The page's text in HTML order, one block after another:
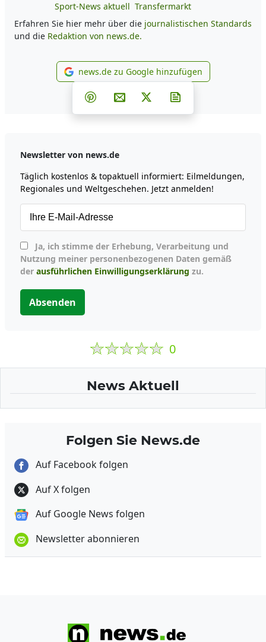
Sport-News aktuell Transfermarkt
Erfahren Sie hier mehr über die journalistischen Standards
und die Redaktion von news.de.
news.de zu Google
news.de zu Google hinzufügen
Teilen auf Facebook
Teilen auf Whatsapp
Teilen auf Telegram
Teilen auf Pinterest
Per E-Mail teilen
Post auf X
Newsletter von news.de
Täglich kostenlos & topaktuell informiert: Eilmeldungen,
Regionales und Weltgeschehen. Jetzt anmelden!
Nutzung meiner personenbezogenen Daten gemäß
der ausführlichen Einwilligungserklärung zu.
Absenden
0
News Aktuell
Folgen Sie News.de
Auf Facebook folgen
Auf X folgen
Auf Google News folgen
Newsletter abonnieren